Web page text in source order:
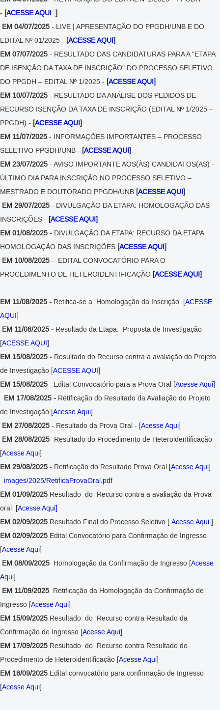
- [ACESSE AQUI ]
EM 04/07/2025 - LIVE | APRESENTAÇÃO DO PPGDH/UNB E DO
EDITAL Nº 01/2025 - [ACESSE AQUI]
EM 07/07/2025 - RESULTADO DAS CANDIDATURAS PARA A "ETAPA
DE ISENÇÃO DA TAXA DE INSCRIÇÃO" DO PROCESSO SELETIVO
DO PPGDH – EDITAL Nº 1/2025 - [ACESSE AQUI]
EM 10/07/2025 - RESULTADO DA ANÁLISE DOS PEDIDOS DE
RECURSO ISENÇÃO DA TAXA DE INSCRIÇÃO (EDITAL Nº 1/2025 –
PPGDH) - [ACESSE AQUI]
EM 11/07/2025 - INFORMAÇÕES IMPORTANTES – PROCESSO
SELETIVO PPGDH/UNB - [ACESSE AQUI]
EM 23/07/2025 - AVISO IMPORTANTE AOS(ÀS) CANDIDATOS(AS) -
ÚLTIMO DIA PARA INSCRIÇÃO NO PROCESSO SELETIVO –
MESTRADO E DOUTORADO PPGDH/UNB [ACESSE AQUI]
EM 29/07/2025 - DIVULGAÇÃO DA ETAPA: HOMOLOGAÇÃO DAS
INSCRIÇÕES - [ACESSE AQUI]
EM 01/08/2025 - DIVULGAÇÃO DA ETAPA: RECURSO DA ETAPA
HOMOLOGAÇÃO DAS INSCRIÇÕES [ACESSE AQUI]
EM 10/08/2025 - EDITAL CONVOCATÓRIO PARA O
PROCEDIMENTO DE HETEROIDENTIFICAÇÃO [ACESSE AQUI]
EM 11/08/2025 - Retifica-se a Homologação da Inscrição [ACESSE
AQUI]
EM 11/08/2025 - Resultado da Etapa: Proposta de Investigação
[ACESSE AQUI]
EM 15/08/2025 - Resultado do Recurso contra a avaliação do Projeto
de Investigação [ACESSE AQUI]
EM 15/08/2025 Edital Convocatório para a Prova Oral [Acesse Aqui]
EM 17/08/2025 - Retificação do Resultado da Avaliação do Projeto
de Investigação [Acesse Aqui]
EM 27/08/2025 - Resultado da Prova Oral - [Acesse Aqui]
EM 28/08/2025 -Resultado do Procedimento de Heteroidentificação
[Acesse Aqui]
EM 29/08/2025 - Retificação do Resultado Prova Oral [Acesse Aqui]
images/2025/RetificaProvaOral.pdf
EM 01/09/2025 Resultado do Recurso contra a avaliação da Prova
oral [Acesse Aqui]
EM 02/09/2025 Resultado Final do Processo Seletivo [ Acesse Aqui ]
EM 02/09/2025 Edital Convocatório para Confirmação de Ingresso
[Acesse Aqui]
EM 08/09/2025 Homologação da Confirmação de Ingresso [Acesse
Aqui]
EM 11/09/2025 Retificação da Homologação da Confirmação de
Ingresso [Acesse Aqui]
EM 15/09/2025 Resultado do Recurso contra Resultado da
Confirmação de Ingresso [Acesse Aqui]
EM 17/09/2025 Resultado do Recurso contra Resultado do
Procedimento de Heteroidentificação [Acesse Aqui]
EM 18/09/2025 Edital convocatório para confirmação de Ingresso
[Acesse Aqui]